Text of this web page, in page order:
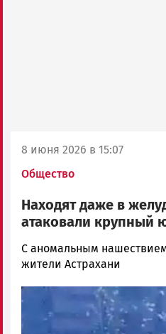
8 июня 2026 в 15:07
Общество
Находят даже в
атаковали крупный
Наталья
Колоко…
Петрозаводска
Карелии
С аномальным
жители Астрахани
Image